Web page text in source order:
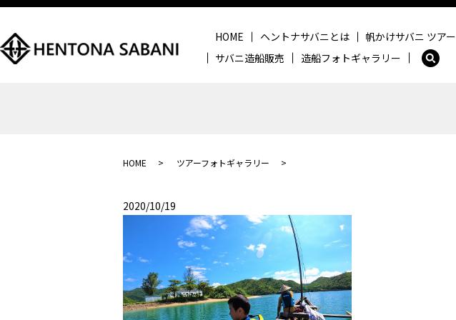
HOME ヘントナサバニとは 帆かけサバニ ツアー
サバニ造船販売
造船フォトギャラリー
HOME ツアーフォトギャラリー
2020/10/19